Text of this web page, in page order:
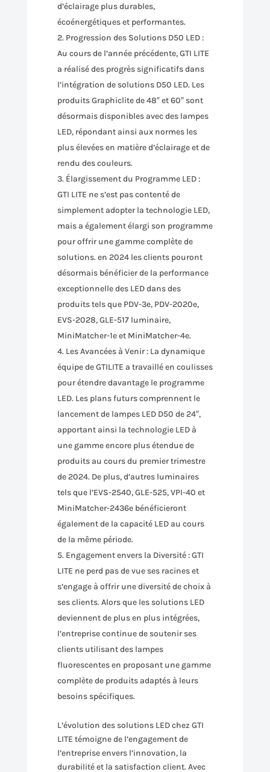
d’éclairage plus durables,
écoénergétiques et performantes.
Progression des Solutions D50 LED :
Au cours de l’année précédente, GTI LITE
a réalisé des progrès significatifs dans
l’intégration de solutions D50 LED. Les
produits Graphiclite de 48″ et 60″ sont
désormais disponibles avec des lampes
LED, répondant ainsi aux normes les
plus élevées en matière d’éclairage et de
rendu des couleurs.
Élargissement du Programme LED :
GTI LITE ne s’est pas contenté de
simplement adopter la technologie LED,
mais a également élargi son programme
pour offrir une gamme complète de
solutions. en 2024 les clients pouront
désormais bénéficier de la performance
exceptionnelle des LED dans des
produits tels que PDV-3e, PDV-2020e,
EVS-2028, GLE-517 luminaire,
MiniMatcher-1e et MiniMatcher-4e.
Les Avancées à Venir : La dynamique
équipe de GTILITE a travaillé en coulisses
pour étendre davantage le programme
LED. Les plans futurs comprennent le
lancement de lampes LED D50 de 24″,
apportant ainsi la technologie LED à
une gamme encore plus étendue de
produits au cours du premier trimestre
de 2024. De plus, d’autres luminaires
tels que l’EVS-2540, GLE-525, VPI-40 et
MiniMatcher-2436e bénéficieront
également de la capacité LED au cours
de la même période.
Engagement envers la Diversité : GTI
LITE ne perd pas de vue ses racines et
s’engage à offrir une diversité de choix à
ses clients. Alors que les solutions LED
deviennent de plus en plus intégrées,
l’entreprise continue de soutenir ses
clients utilisant des lampes
fluorescentes en proposant une gamme
complète de produits adaptés à leurs
besoins spécifiques.
L’évolution des solutions LED chez GTI
LITE témoigne de l’engagement de
l’entreprise envers l’innovation, la
durabilité et la satisfaction client. Avec